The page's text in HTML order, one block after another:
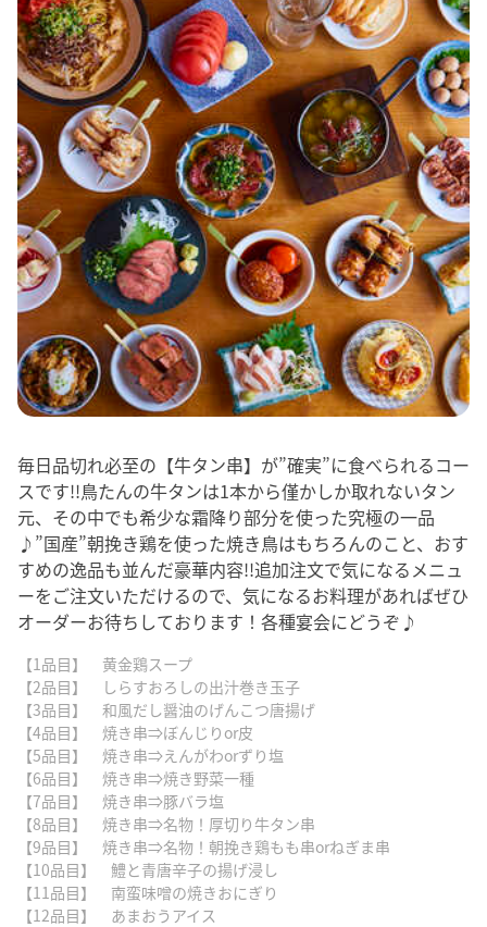
毎日品切れ必至の【牛タン串】が”確実”に食べられるコー
スです!!鳥たんの牛タンは1本から僅かしか取れないタン
元、その中でも希少な霜降り部分を使った究極の一品
♪”国産”朝挽き鶏を使った焼き鳥はもちろんのこと、おす
すめの逸品も並んだ豪華内容!!追加注文で気になるメニュ
ーをご注文いただけるので、気になるお料理があればぜひ
オーダーお待ちしております！各種宴会にどうぞ♪
【1品目】 黄金鶏スープ
【2品目】 しらすおろしの出汁巻き玉子
【3品目】 和風だし醤油のげんこつ唐揚げ
【4品目】 焼き串⇒ぼんじりor皮
【5品目】 焼き串⇒えんがわorずり塩
【6品目】 焼き串⇒焼き野菜一種
【7品目】 焼き串⇒豚バラ塩
【8品目】 焼き串⇒名物！厚切り牛タン串
【9品目】 焼き串⇒名物！朝挽き鶏もも串orねぎま串
【10品目】 鱧と青唐辛子の揚げ浸し
【11品目】 南蛮味噌の焼きおにぎり
【12品目】 あまおうアイス